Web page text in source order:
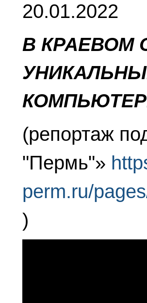
20.01.2022
В КРАЕВОМ
(репортаж
"Пермь"»
perm.ru/
)